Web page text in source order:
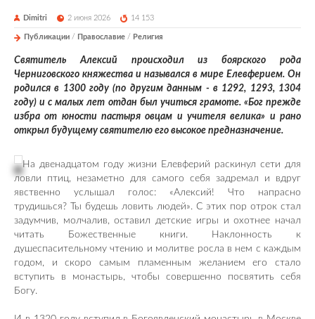
Dimitri 2 июня 2026 14 153
Публикации / Православие / Религия
Святитель Алексий происходил из боярского рода
Черниговского княжества и назывался в мире Елевферием. Он
родился в 1300 году (по другим данным - в 1292, 1293, 1304
году) и с малых лет отдан был учиться грамоте. «Бог прежде
избра от юности пастыря овцам и учителя велика» и рано
открыл будущему святителю его высокое предназначение.
На двенадцатом году жизни Елевферий раскинул сети для
ловли птиц, незаметно для самого себя задремал и вдруг
явственно услышал голос: «Алексий! Что напрасно
трудишься? Ты будешь ловить людей». С этих пор отрок стал
задумчив, молчалив, оставил детские игры и охотнее начал
читать Божественные книги. Наклонность к
душеспасительному чтению и молитве росла в нем с каждым
годом, и скоро самым пламенным желанием его стало
вступить в монастырь, чтобы совершенно посвятить себя
Богу.